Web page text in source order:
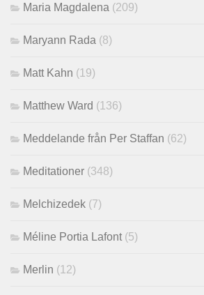
Maria Magdalena (209)
Maryann Rada (8)
Matt Kahn (19)
Matthew Ward (136)
Meddelande från Per Staffan (62)
Meditationer (348)
Melchizedek (7)
Méline Portia Lafont (5)
Merlin (12)